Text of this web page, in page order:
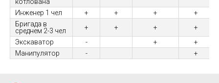
Инженер 1 чел
+ + +
+
Бригада в
среднем 2-3 чел
+ + +
+
Экскаватор
- +
+
Манипулятор
- +